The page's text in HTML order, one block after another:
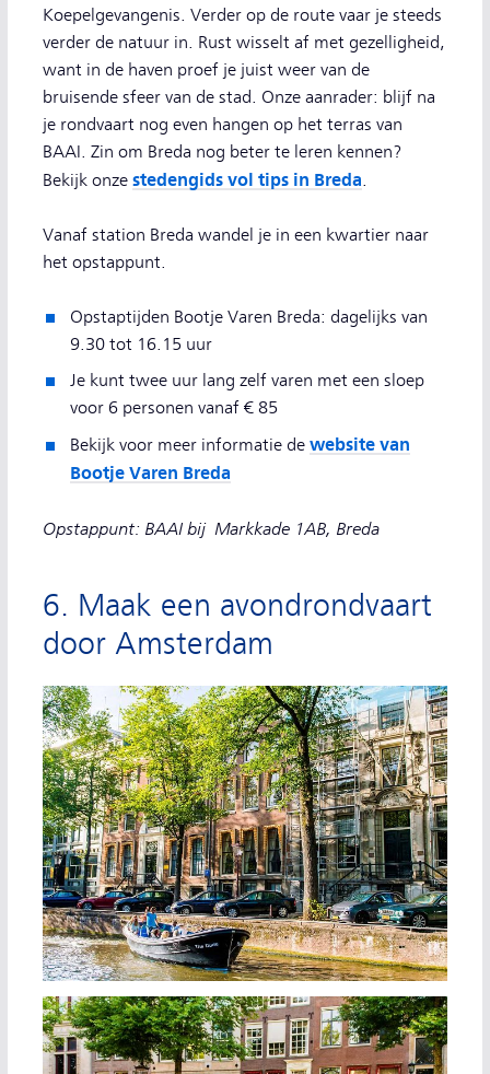
Koepelgevangenis. Verder op de route vaar je steeds
verder de natuur in. Rust wisselt af met gezelligheid,
want in de haven proef je juist weer van de
bruisende sfeer van de stad. Onze aanrader: blijf na
je rondvaart nog even hangen op het terras van
BAAI. Zin om Breda nog beter te leren kennen?
Bekijk onze stedengids vol tips in Breda.
Vanaf station Breda wandel je in een kwartier naar
het opstappunt.
Opstaptijden Bootje Varen Breda: dagelijks van
9.30 tot 16.15 uur
Je kunt twee uur lang zelf varen met een sloep
voor 6 personen vanaf € 85
Bekijk voor meer informatie de website van
Bootje Varen Breda
Opstappunt: BAAI bij Markkade 1AB, Breda
6. Maak een avondrondvaart
door Amsterdam